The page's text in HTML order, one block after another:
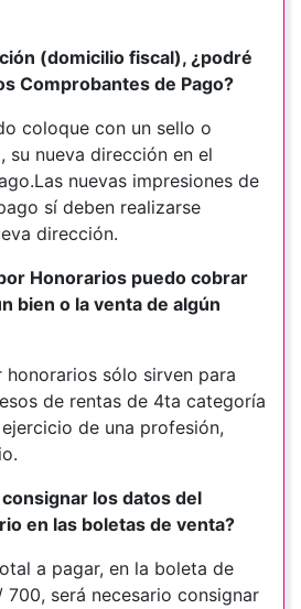
(domicilio fiscal), ¿podré
Comprobantes de Pago?
coloque con un sello o
su nueva dirección en el
nuevas impresiones de
sí deben realizarse
dirección.
Honorarios puedo cobrar
bien o la venta de algún
sólo sirven para
de rentas de 4ta categoría
de una profesión,
los datos del
en las boletas de venta?
a pagar, en la boleta de
700, será necesario consignar